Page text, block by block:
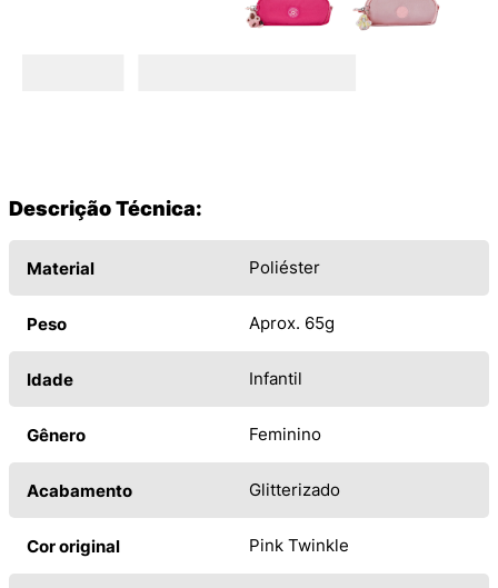
Descrição Técnica:
Material Poliéster
Peso Aprox. 65g
Idade Infantil
Gênero Feminino
Acabamento Glitterizado
Cor original Pink Twinkle